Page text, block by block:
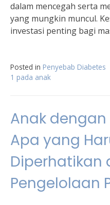
dalam mencegah serta
yang mungkin muncul.
investasi penting bagi
Posted in Penyebab Diabetes
1 pada anak
Anak dengan
Apa yang
Diperhatikan
Pengelolaan